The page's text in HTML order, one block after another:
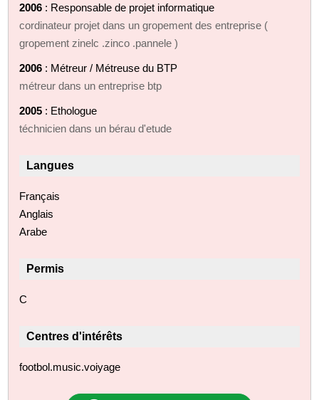
2006 : Responsable de projet informatique
cordinateur projet dans un gropement des entreprise (
gropement zinelc .zinco .pannele )
2006 : Métreur / Métreuse du BTP
métreur dans un entreprise btp
2005 : Ethologue
téchnicien dans un bérau d'etude
Langues
Français
Anglais
Arabe
Permis
C
Centres d'intérêts
footbol.music.voiyage